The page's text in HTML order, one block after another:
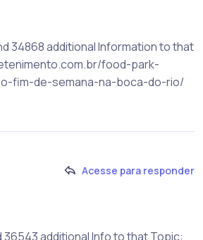
34868 additional Information to that
food-park-
fim-de-semana-na-boca-do-rio/
Acesse para responder
36543 additional Info to that Topic: